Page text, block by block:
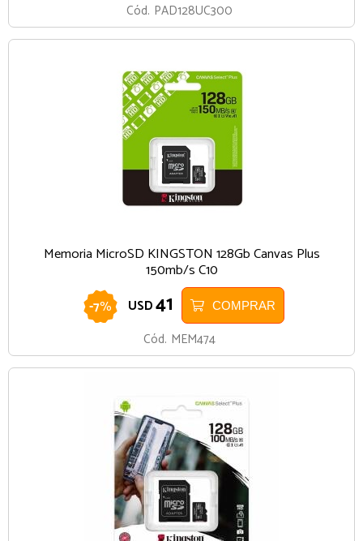
Cód. PAD128UC300
Memoria MicroSD KINGSTON 128Gb Canvas Plus
150mb/s C10
-7% USD41 COMPRAR
Cód. MEM474